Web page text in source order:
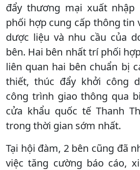
đẩy thương mại xuất nhập
phối hợp cung cấp thông tin
dược liệu và nhu cầu của
bên. Hai bên nhất trí phối
liên quan hai bên chuẩn bị
thiết, thúc đẩy khởi công
công trình giao thông qua
cửa khẩu quốc tế Thanh
trong thời gian sớm nhất.
Tại hội đàm, 2 bên cũng đã
việc tăng cường báo cáo,